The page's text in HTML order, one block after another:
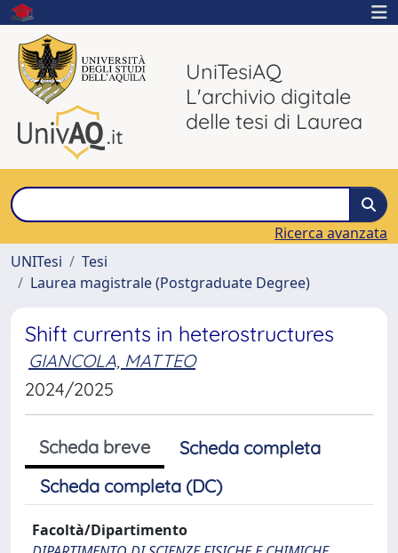
UniTesiAQ
L'archivio digitale
delle tesi di Laurea
Ricerca avanzata
UNITesi
Tesi
Laurea magistrale (Postgraduate Degree)
Shift currents in heterostructures
GIANCOLA, MATTEO
2024/2025
Scheda breve
Scheda completa
Scheda completa (DC)
Facoltà/Dipartimento